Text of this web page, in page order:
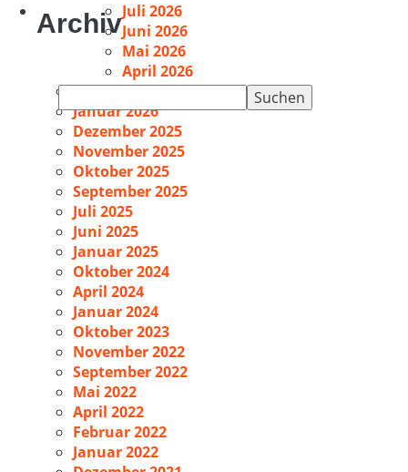
Suchen
nach:
ArchivJuli 2026
Juni 2026
Mai 2026
April 2026
Februar 2026
Januar 2026
Dezember 2025
November 2025
Oktober 2025
September 2025
Juli 2025
Juni 2025
Januar 2025
Oktober 2024
April 2024
Januar 2024
Oktober 2023
November 2022
September 2022
Mai 2022
April 2022
Februar 2022
Januar 2022